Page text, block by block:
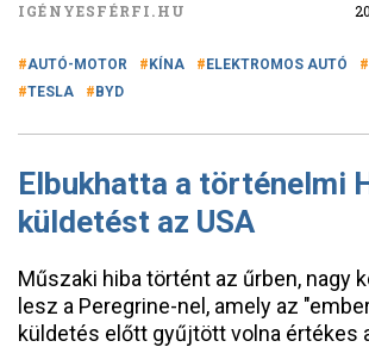
IGÉNYESFÉRFI.HU
AUTÓ-MOTOR KÍNA ELEKTROMOS AUTÓ
TESLA
BYD
Elbukhatta a történelmi
küldetést az USA
Műszaki hiba történt az űrben, nagy
lesz a Peregrine-nel, amely az
küldetés előtt gyűjtött volna értékes